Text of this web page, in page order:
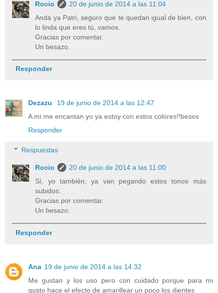
Rocio
20 de junio de 2014 a las 11:04
Anda ya Patri, seguro que te quedan igual de bien, con
lo linda que eres tú, vamos.
Gracias por comentar.
Un besazo.
Responder
Dezazu
19 de junio de 2014 a las 12:47
A mi me encantan yo ya estoy con estos colores!!besos
Responder
Respuestas
Rocio
20 de junio de 2014 a las 11:00
Sí, yo también, ya van pegando estos tonos más
subidos.
Gracias por comentar.
Un besazo.
Responder
Ana 19 de junio de 2014 a las 14:32
Me gustan y los uso pero con cuidado porque para mi
gusto hace el efecto de amarillear un poco los dientes